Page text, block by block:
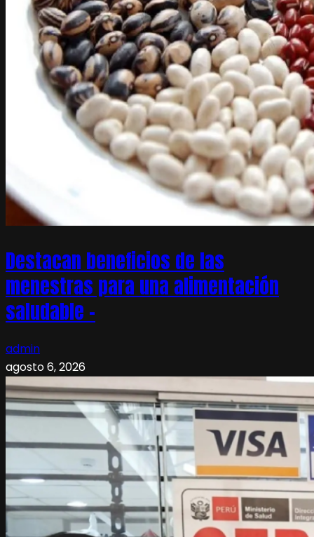
Destacan beneficios de las
menestras para una alimentación
saludable –
admin
agosto 6, 2026